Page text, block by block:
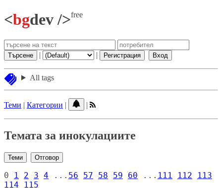
<bgdev />free
Търсене | | Регистрация Вход
All tags
Теми | Категории | |
Темата за инокулациите
Теми Отговор
0 1 2 3 4 ... 56 57 58 59 60 ... 111 112
113
114
115